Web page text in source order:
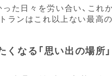
た日々を労い合い、こ
ランはこれ以上ない最高
なる「思い出の場所